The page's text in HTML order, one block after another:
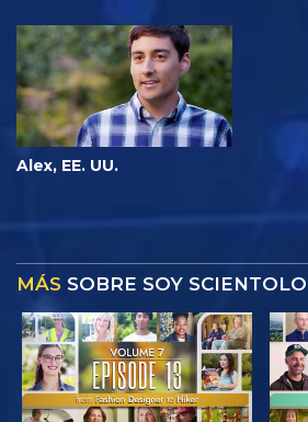
Alex, EE. UU.
MÁS SOBRE SOY